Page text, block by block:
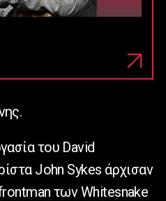
του David
John Sykes άρχισαν
των Whitesnake